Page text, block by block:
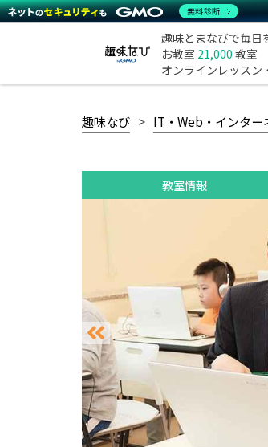
趣味とまなびで毎日
お教室 21,000 教室
オンラインレッスン
趣味なび IT・Web・インター
教室情報
無料診断